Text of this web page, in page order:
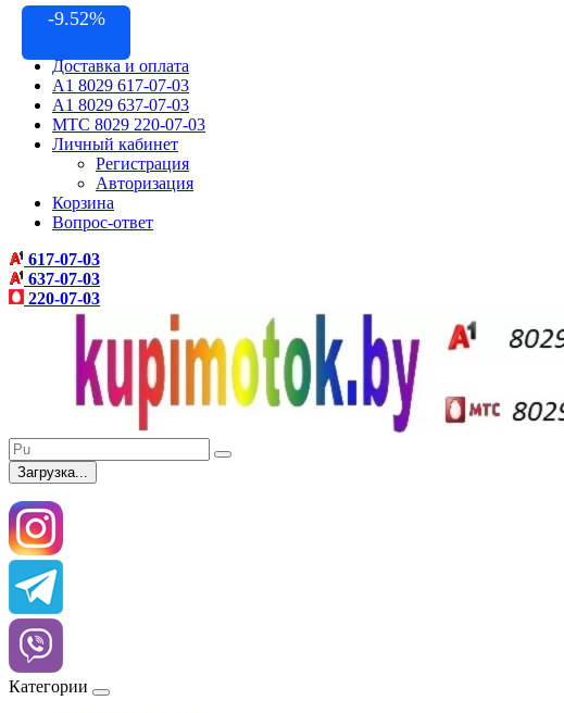
Контакты
Доставка и оплата
A1 8029 617-07-03
A1 8029 637-07-03
МТС 8029 220-07-03
Личный кабинет
Регистрация
Авторизация
Корзина
Вопрос-ответ
617-07-03
637-07-03
220-07-03
Загрузка...
Категории
-9.52%